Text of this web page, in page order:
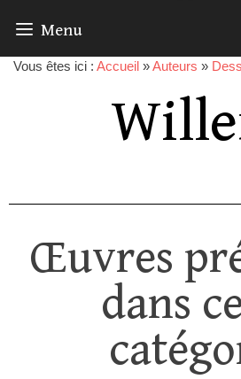
Menu
Vous êtes ici : Accueil »Auteurs »
Œuvres
dans